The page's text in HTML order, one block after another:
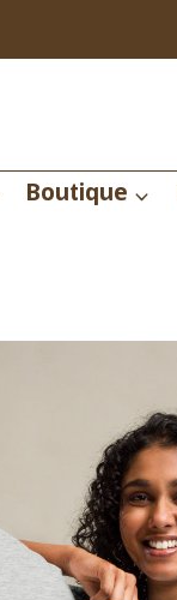
Boutique